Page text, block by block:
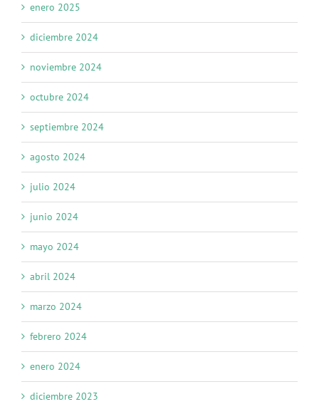
enero 2025
diciembre 2024
noviembre 2024
octubre 2024
septiembre 2024
agosto 2024
julio 2024
junio 2024
mayo 2024
abril 2024
marzo 2024
febrero 2024
enero 2024
diciembre 2023